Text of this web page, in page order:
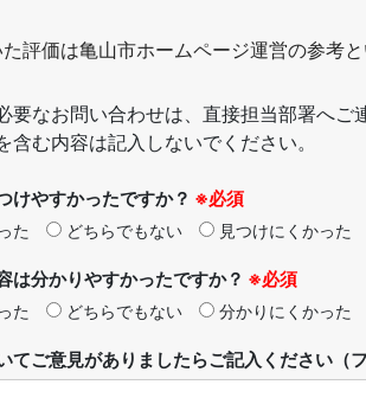
評価は亀山市ホームページ運営の参考
要なお問い合わせは、直接担当部署へご
含む内容は記入しないでください。
けやすかったですか？ ※必須
た どちらでもない 見つけにくかった
は分かりやすかったですか？ ※必須
た どちらでもない 分かりにくかった
てご意見がありましたらご記入ください